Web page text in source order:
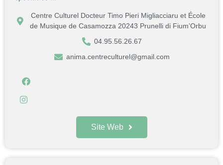
Centre Culturel Docteur Timo Pieri Migliacciaru et École
de Musique de Casamozza 20243 Prunelli di Fium’Orbu
04.95.56.26.67
anima.centreculturel@gmail.com
Site Web